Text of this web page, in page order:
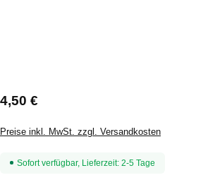
Regulärer Preis:
4,50 €
Preise inkl. MwSt. zzgl. Versandkosten
Sofort verfügbar, Lieferzeit: 2-5 Tage